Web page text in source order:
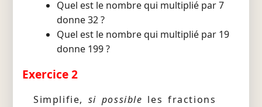
Quel est le nombre qui multiplié par 7
donne 32 ?
Quel est le nombre qui multiplié par 19
donne 199 ?
Exercice 2
Simplifie, si possible les fractions